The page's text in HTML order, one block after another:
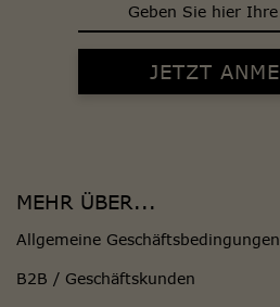
MEHR ÜBER...
Allgemeine Geschäftsbedingungen
B2B / Geschäftskunden